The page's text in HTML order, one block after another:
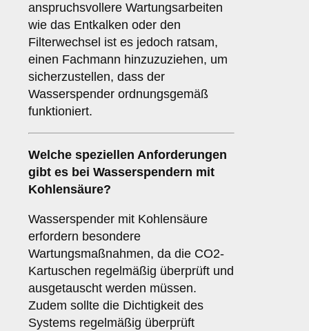
anspruchsvollere Wartungsarbeiten
wie das Entkalken oder den
Filterwechsel ist es jedoch ratsam,
einen Fachmann hinzuzuziehen, um
sicherzustellen, dass der
Wasserspender ordnungsgemäß
funktioniert.
Welche speziellen Anforderungen
gibt es bei Wasserspendern mit
Kohlensäure?
Wasserspender mit Kohlensäure
erfordern besondere
Wartungsmaßnahmen, da die CO2-
Kartuschen regelmäßig überprüft und
ausgetauscht werden müssen.
Zudem sollte die Dichtigkeit des
Systems regelmäßig überprüft